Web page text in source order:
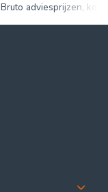
Bruto adviesprijzen,